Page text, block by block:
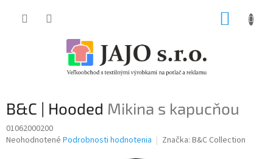
B&C | Hooded Mikina s kapucňou
01062000200
Priemerné
Neohodnotené Podrobnosti hodnotenia Značka: B&C Collection